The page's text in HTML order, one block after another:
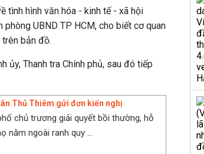
tình hình văn hóa - kinh tế - xã hội
UBND TP HCM, cho biết cơ quan
bản đồ.
ủy, Thanh tra Chính phủ, sau đó tiếp
Thủ Thiêm gửi đơn kiến nghị
chủ trương giải quyết bồi thường, hỗ
nằm ngoài ranh quy ...